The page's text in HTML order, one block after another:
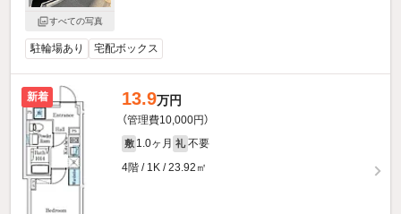
すべての写真
駐輪場あり 宅配ボックス
新着 13.9万円
（管理費10,000円）
敷 1.0ヶ月 礼 不要
4階 / 1K / 23.92㎡